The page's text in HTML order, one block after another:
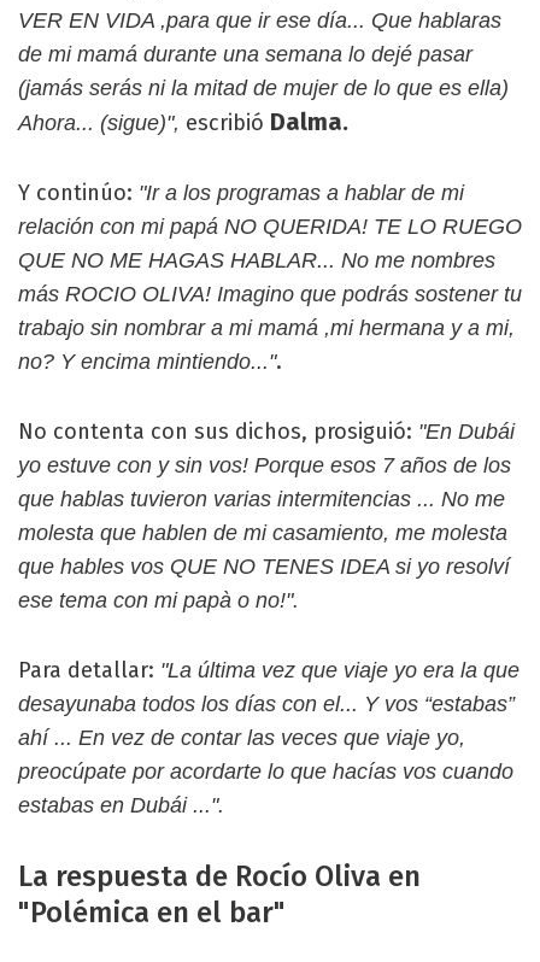
VER EN VIDA ,para que ir ese día... Que hablaras
de mi mamá durante una semana lo dejé pasar
(jamás serás ni la mitad de mujer de lo que es ella)
Ahora... (sigue)", escribió Dalma.
Y continúo: "Ir a los programas a hablar de mi
relación con mi papá NO QUERIDA! TE LO RUEGO
QUE NO ME HAGAS HABLAR... No me nombres
más ROCIO OLIVA! Imagino que podrás sostener tu
trabajo sin nombrar a mi mamá ,mi hermana y a mi,
no? Y encima mintiendo...".
No contenta con sus dichos, prosiguió: "En Dubái
yo estuve con y sin vos! Porque esos 7 años de los
que hablas tuvieron varias intermitencias ... No me
molesta que hablen de mi casamiento, me molesta
que hables vos QUE NO TENES IDEA si yo resolví
ese tema con mi papà o no!".
Para detallar: "La última vez que viaje yo era la que
desayunaba todos los días con el... Y vos “estabas”
ahí ... En vez de contar las veces que viaje yo,
preocúpate por acordarte lo que hacías vos cuando
estabas en Dubái ...".
La respuesta de Rocío Oliva en
"Polémica en el bar"